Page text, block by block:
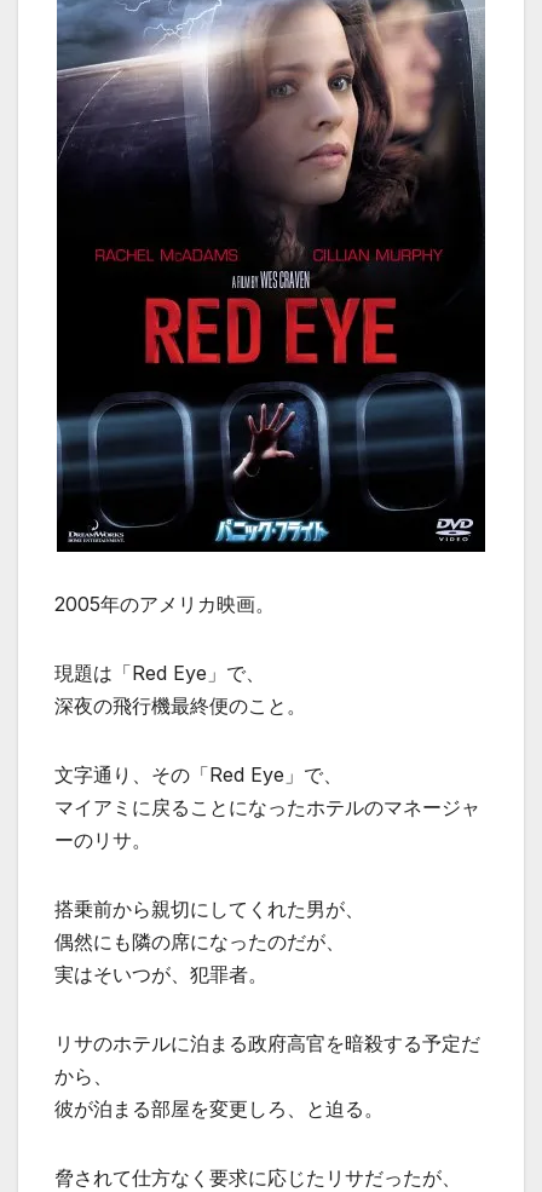
2005年のアメリカ映画。
現題は「Red Eye」で、
深夜の飛行機最終便のこと。
文字通り、その「Red Eye」で、
マイアミに戻ることになったホテルのマネージャ
ーのリサ。
搭乗前から親切にしてくれた男が、
偶然にも隣の席になったのだが、
実はそいつが、犯罪者。
リサのホテルに泊まる政府高官を暗殺する予定だ
から、
彼が泊まる部屋を変更しろ、と迫る。
脅されて仕方なく要求に応じたリサだったが、